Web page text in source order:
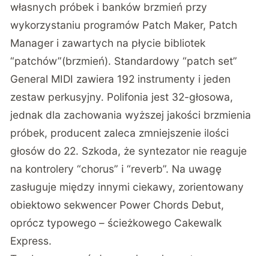
własnych próbek i banków brzmień przy
wykorzystaniu programów Patch Maker, Patch
Manager i zawartych na płycie bibliotek
“patchów”(brzmień). Standardowy “patch set”
General MIDI zawiera 192 instrumenty i jeden
zestaw perkusyjny. Polifonia jest 32-głosowa,
jednak dla zachowania wyższej jakości brzmienia
próbek, producent zaleca zmniejszenie ilości
głosów do 22. Szkoda, że syntezator nie reaguje
na kontrolery “chorus” i “reverb”. Na uwagę
zasługuje między innymi ciekawy, zorientowany
obiektowo sekwencer Power Chords Debut,
oprócz typowego – ścieżkowego Cakewalk
Express.